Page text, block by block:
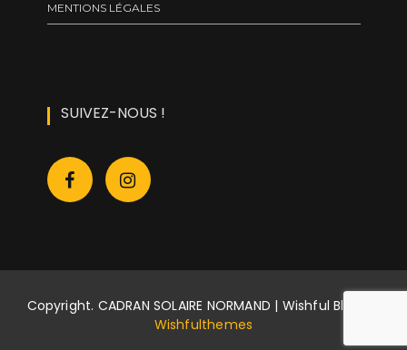
MENTIONS LÉGALES
SUIVEZ-NOUS !
Copyright. CADRAN SOLAIRE NORMAND | Wishful Blog by
Wishfulthemes